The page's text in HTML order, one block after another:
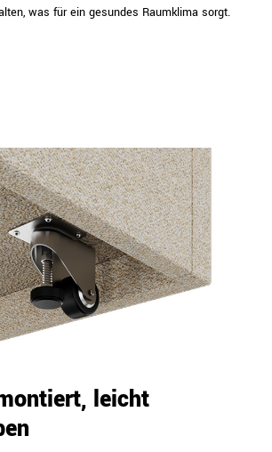
was für ein gesundes Raumklima sorgt.
leicht